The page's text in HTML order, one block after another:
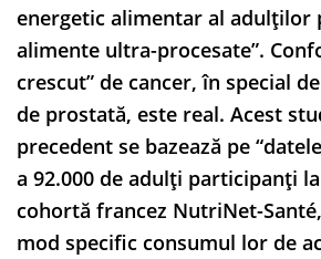
energetic alimentar al adulților
alimente ultra-procesate”.
crescut” de cancer, în special
de prostată, este real. Acest
precedent se bazează pe
a 92.000 de adulți participanți
cohortă francez NutriNet-
mod specific consumul lor de